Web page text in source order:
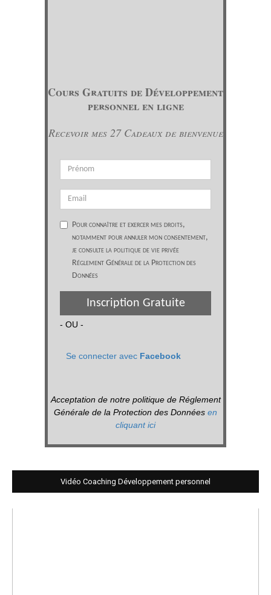
Cours Gratuits de Développement
personnel en ligne
Recevoir mes 27 Cadeaux de bienvenue
Pour connaître et exercer mes droits,
notamment pour annuler mon consentement,
je consulte la politique de vie privée
Réglement Générale de la Protection des
Données
Inscription Gratuite
- OU -
Se connecter avec Facebook
Acceptation de notre politique de Réglement
Générale de la Protection des Données en
cliquant ici
Vidéo Coaching Développement personnel